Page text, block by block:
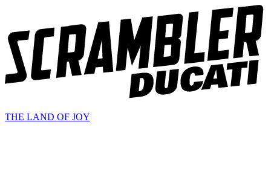
THE LAND OF JOY